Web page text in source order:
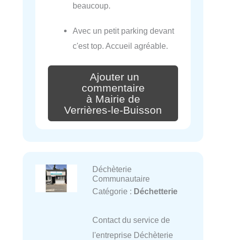
beaucoup.
Avec un petit parking devant
c'est top. Accueil agréable.
Ajouter un
commentaire
à Mairie de
Verrières-le-Buisson
Déchèterie
Communautaire
Catégorie : Déchetterie
Contact du service de
l'entreprise Déchèterie